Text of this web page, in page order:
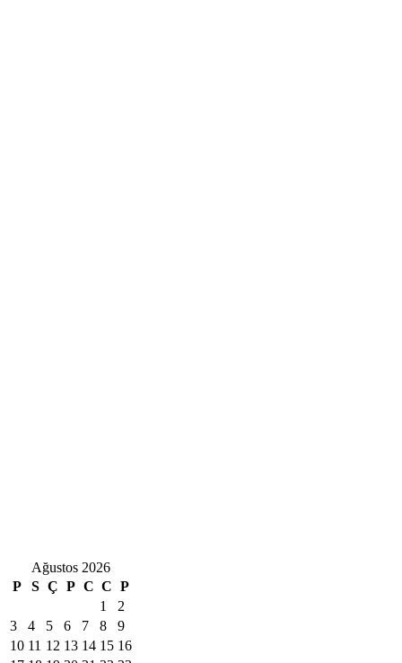
Ağustos 2026
P
S Ç P C C P
1
2
3
4 5 6 7 8
9
10 11 12 13 14 15 16